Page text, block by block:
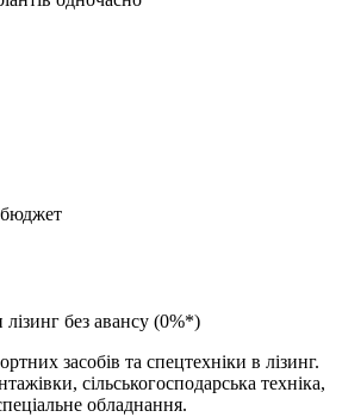
бюджет
без авансу (0%*)
засобів та спецтехніки в лізинг.
сільськогосподарська техніка,
обладнання.